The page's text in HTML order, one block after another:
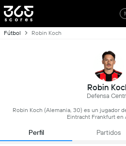
Fútbol Robin Koch
Robin
Defensa
Robin Koch (Alemania, 30) es un jugador
Eintracht Frankfurt en
Perfil Partidos